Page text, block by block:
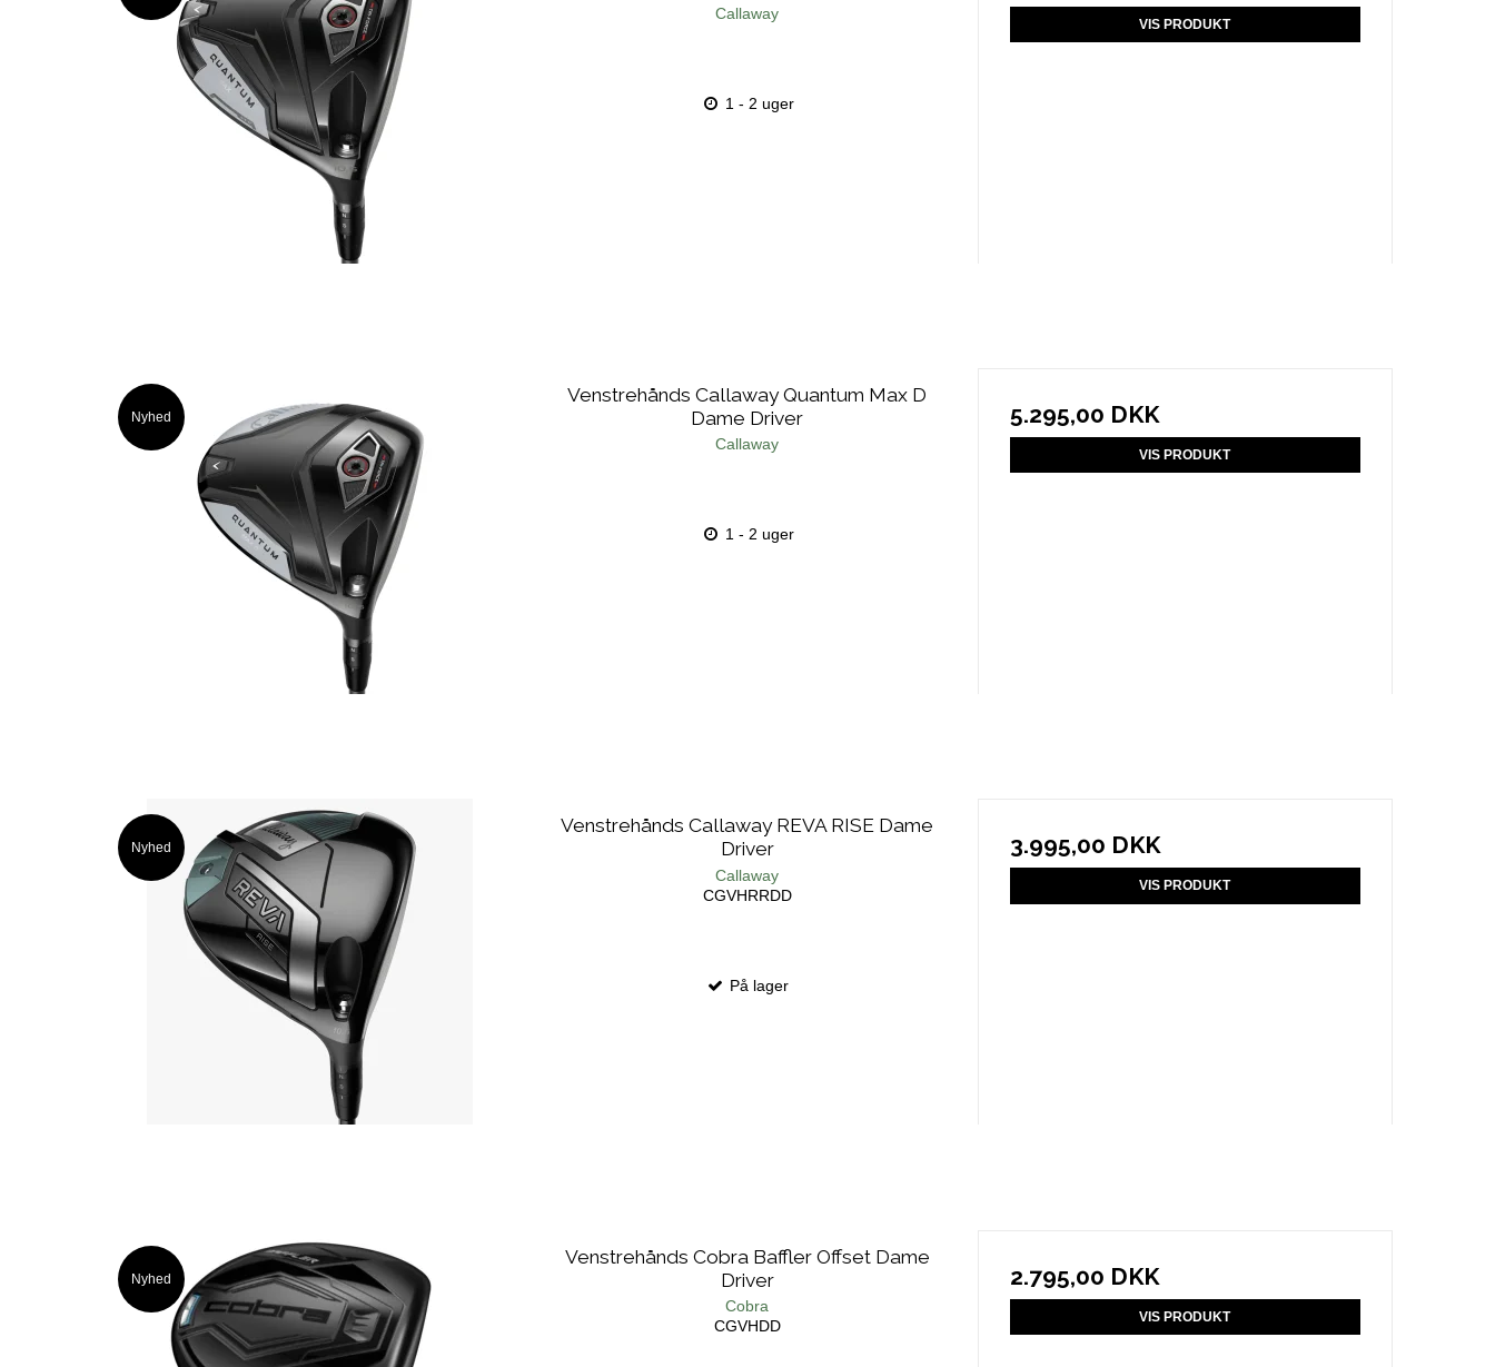
Callaway
1 - 2 uger
VIS PRODUKT
Nyhed
Venstrehånds Callaway Quantum Max D
Dame Driver
Callaway
1 - 2 uger
5.295,00 DKK
VIS PRODUKT
Nyhed
Venstrehånds Callaway REVA RISE Dame
Driver
Callaway
CGVHRRDD
På lager
3.995,00 DKK
VIS PRODUKT
Nyhed
Venstrehånds Cobra Baffler Offset Dame
Driver
Cobra
CGVHDD
2.795,00 DKK
VIS PRODUKT